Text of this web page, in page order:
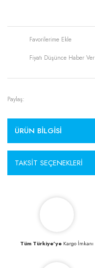
Fiyatı Düşünce Haber Ver
Paylaş:
ÜRÜN BILGISI
TAKSIT SEÇENEKLERI
Tüm Türkiye’yeKargo İmkanı